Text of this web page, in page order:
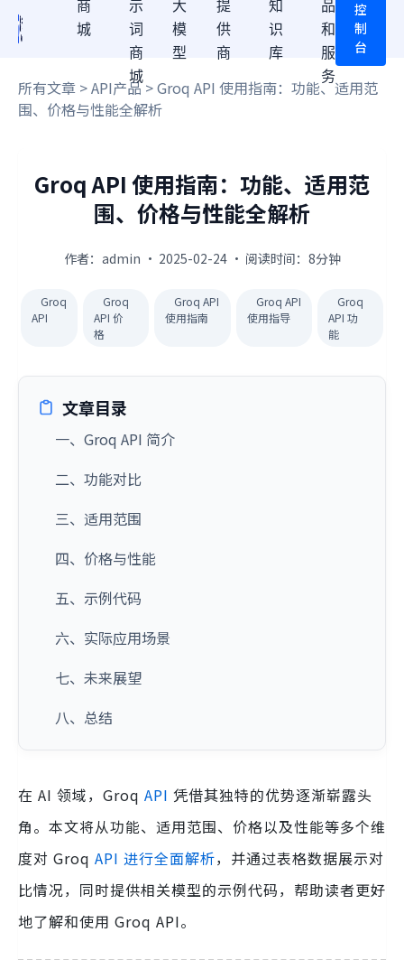
商
城
示
词
商
城
大
模
型
提
供
商
知
识
库
品
和
服
务
控
制
台
所有文章 >API产品> Groq API 使用指南：功能、适用范
围、价格与性能全解析
Groq API 使用指南：功能、适用范
围、价格与性能全解析
作者：admin · 2025-02-24 · 阅读时间：8分钟
Groq
API
Groq
API 价
格
Groq API
使用指南
Groq API
使用指导
Groq
API 功
能
文章目录
一、Groq API 简介
二、功能对比
三、适用范围
四、价格与性能
五、示例代码
六、实际应用场景
七、未来展望
八、总结
在 AI 领域，Groq API 凭借其独特的优势逐渐崭露头
角。本文将从功能、适用范围、价格以及性能等多个维
度对 Groq API 进行全面解析，并通过表格数据展示对
比情况，同时提供相关模型的示例代码，帮助读者更好
地了解和使用 Groq API。